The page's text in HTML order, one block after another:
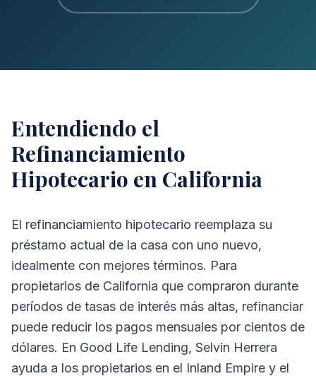
Entendiendo el
Refinanciamiento
Hipotecario en California
El refinanciamiento hipotecario reemplaza su
préstamo actual de la casa con uno nuevo,
idealmente con mejores términos. Para
propietarios de California que compraron durante
períodos de tasas de interés más altas, refinanciar
puede reducir los pagos mensuales por cientos de
dólares. En Good Life Lending, Selvin Herrera
ayuda a los propietarios en el Inland Empire y el